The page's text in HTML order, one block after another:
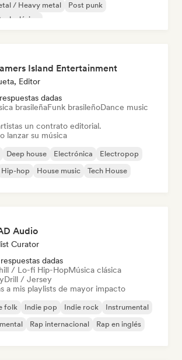
/ Heavy metal
Post punk
clásico
Island Entertainment
Editor
dadas
brasileñaFunk brasileñoDance music
un contrato editorial.
lanzar su música
Deep house Electrónica
Electropop
Hip-hop House music Tech House
Audio
Curator
dadas
/ Lo-fi Hip-HopMúsica clásica
Drill / Jersey
a mis playlists de mayor impacto
folk Indie pop Indie rock
Instrumental
Rap internacional Rap en inglés